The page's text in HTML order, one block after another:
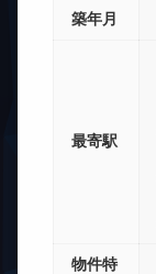
築年月
最寄駅
物件特